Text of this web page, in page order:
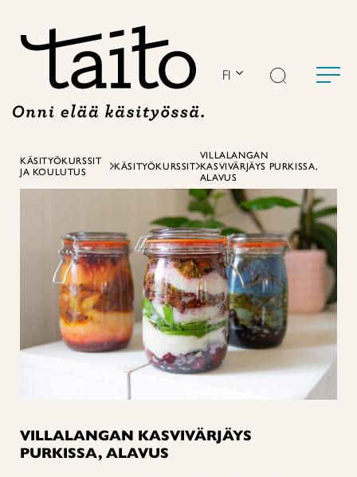
FI
KÄSITYÖKURSSIT
JA KOULUTUS
KÄSITYÖKURSSIT
VILLALANGAN
KASVIVÄRJÄYS PURKISSA,
ALAVUS
VILLALANGAN KASVIVÄRJÄYS
PURKISSA, ALAVUS